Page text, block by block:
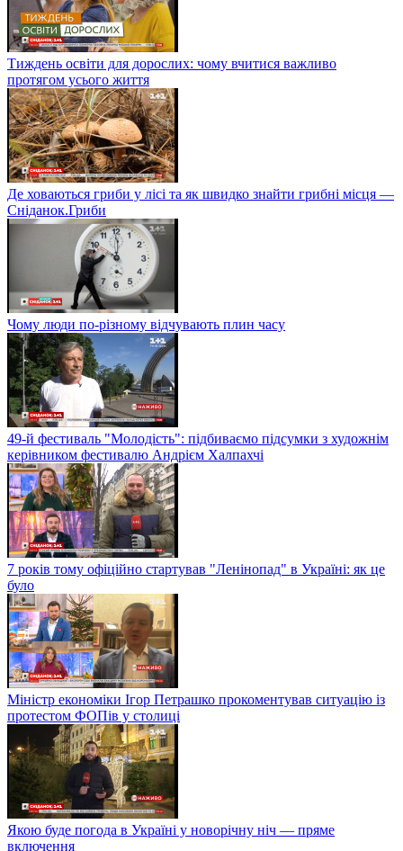
Тиждень освіти для дорослих: чому вчитися важливо
протягом усього життя
Де ховаються гриби у лісі та як швидко знайти грибні місця —
Сніданок.Гриби
Чому люди по-різному відчувають плин часу
49-й фестиваль "Молодість": підбиваємо підсумки з художнім
керівником фестивалю Андрієм Халпахчі
7 років тому офіційно стартував "Ленінопад" в Україні: як це
було
Міністр економіки Ігор Петрашко прокоментував ситуацію із
протестом ФОПів у столиці
Якою буде погода в Україні у новорічну ніч — пряме
включення